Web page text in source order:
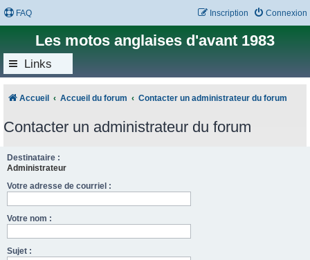
FAQ Connexion
Inscription
Les motos anglaises d'avant 1983
Links
Accueil Accueil du forum Contacter un administrateur du forum
Contacter un administrateur du forum
Destinataire :
Administrateur
Votre adresse de courriel :
Votre nom :
Sujet :